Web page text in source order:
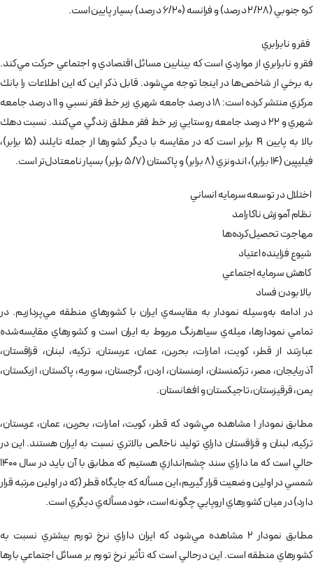
كره جنوبي (2/28 درصد) و فرانسه (6/20 درصد) بسيار پايين است.
فقر و نابرابري
فقر و نابرابري از مواردي است كه بينابين مسائل اقتصادي و اجتماعي حركت مي‌كند.
به برخي از شاخص‌‌ها در اينجا توجه مي‌شود. قابل ذكر اين كه اين اطلاعات را بانك
مركزي منتشر كرده است: 18 درصد جامعه شهري زير خط فقر نسبي و 11 درصد جامعه
شهري و 22 درصد جامعه روستايي زير خط فقر مطلق زندگي مي‌كنند. نسبت دهك
بالا به پايين 19 برابر است كه در مقايسه با ديگر كشورها از جمله تايلند (15 برابر)‌،
فيليپين (14 برابر)، اندونزي (8 برابر) و پاكستان (5/7 برابر) بسيار نامعتادل‌تر است.
اختلال در توسعه سرمايه انساني
نظام آموزش ناكارامد
مهاجرت تحصيل‌كرده‌ها
شيوع فزاينده اعتياد
كاهش سرمايه اجتماعي
بالا بودن فساد
در ادامه به‌وسيله نمودار به مقايسه‌ي ايران با كشورهاي منطقه مي‌پردازيم. در
تمامي نمودارها، ميله‌ي سياهرنگ مربوط به ايران است و كشورهاي مقايسه‌شده
عبارتند از قطر، كويت، امارات، بحرين، عمان، عربستان، تركيه، لبنان، قزاقستان،
آذربايجان، مصر، تركمنستان، ارمنستان، اردن، گرجستان، سوريه، پاكستان، ازبكستان،
يمن، قرقيزستان، تاجيكستان و افغانستان.
مطابق نمودار 1 مشاهده مي‌شود كه قطر، كويت، امارات، بحرين، عمان، عربستان،
تركيه، لبنان و قزاقستان داراي توليد ناخالص بالاتري نسبت به ايران هستند. اين در
حالي است كه ما داراي سند چشم‌اندازي هستيم كه مطابق با آن بايد در سال 1400
شمسي در اولين وضعيت قرار گيريم، اين مسأله كه جايگاه قطر (كه در اولين مرتبه قرار
دارد) در ميان كشورهاي اروپايي چگونه است، خود مسأله‌ي ديگري است.
مطابق نمودار 2 مشاهده مي‌شود كه ايران داراي نرخ تورم بيشتري نسبت به
كشورهاي منطقه است. اين درحالي است كه تأثير نرخ تورم بر مسائل اجتماعي بارها